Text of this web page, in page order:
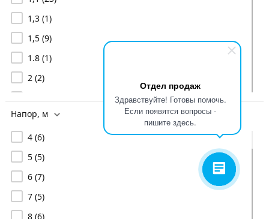
Отдел продаж
Здравствуйте! Готовы помочь.
Если появятся вопросы -
пишите здесь.
1,3 (1)
1,5 (9)
1.8 (1)
2 (2)
2,5 (1)
2,8(1)
3 (14)
3,2(1)
3,5(1)
4 (9)
Напор, м
4 (6)
5 (5)
6 (7)
7 (5)
8 (6)